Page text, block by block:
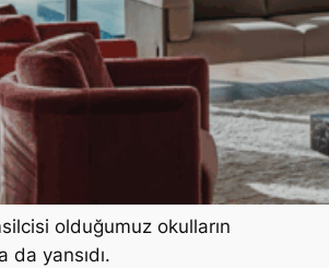
olduğumuz okulların
da yansıdı.